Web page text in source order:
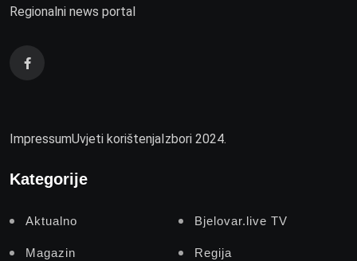
Regionalni news portal
ImpressumUvjeti korištenjaIzbori 2024.
Kategorije
Aktualno Bjelovar.live TV
Magazin Regija